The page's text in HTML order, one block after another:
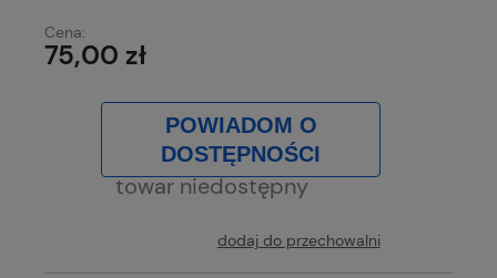
Cena:
75,00 zł
POWIADOM O
DOSTĘPNOŚCI
towar niedostępny
dodaj do przechowalni